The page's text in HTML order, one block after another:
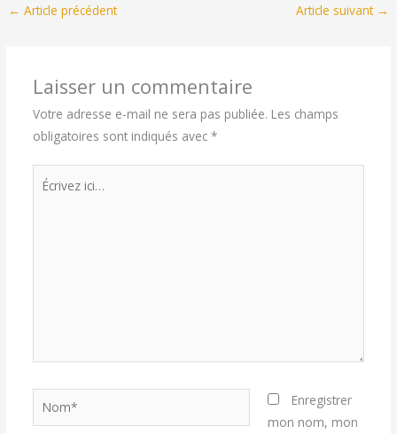
← Article précédent Article suivant →
Laisser un commentaire
Votre adresse e-mail ne sera pas publiée. Les champs
obligatoires sont indiqués avec *
Écrivez
Nom*
Enregistrer
mon nom, mon